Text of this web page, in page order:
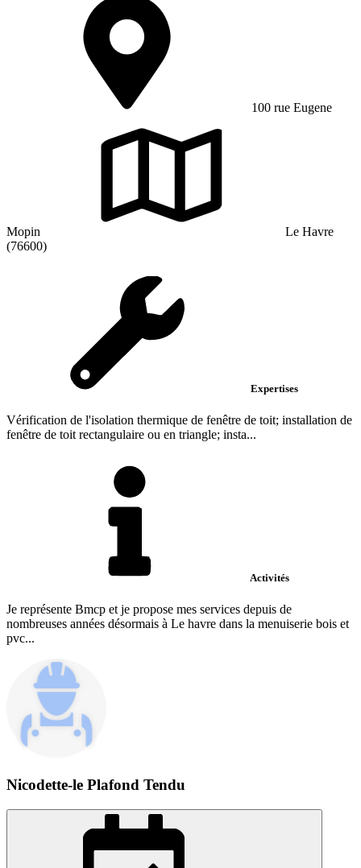
100 rue Eugene
Mopin
Le Havre
(76600)
Expertises
Vérification de l'isolation thermique de fenêtre de toit; installation de
fenêtre de toit rectangulaire ou en triangle; insta...
Activités
Je représente Bmcp et je propose mes services depuis de
nombreuses années désormais à Le havre dans la menuiserie bois et
pvc...
Nicodette-le Plafond Tendu